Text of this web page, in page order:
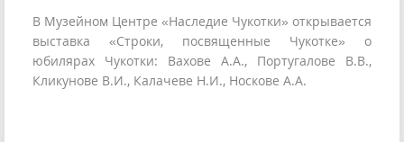
В Музейном Центре «Наследие Чукотки» открывается
выставка «Строки, посвященные Чукотке» о
юбилярах Чукотки: Вахове А.А., Португалове В.В.,
Кликунове В.И., Калачеве Н.И., Носкове А.А.